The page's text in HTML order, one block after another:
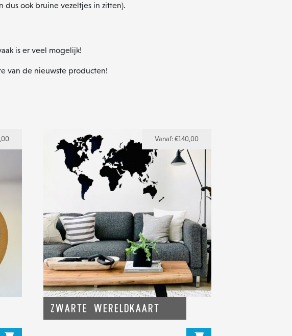
dus ook bruine vezeltjes in zitten).
is er veel mogelijk!
van de nieuwste producten!
Zwarte Wereldkaart
Vanaf:€140,00